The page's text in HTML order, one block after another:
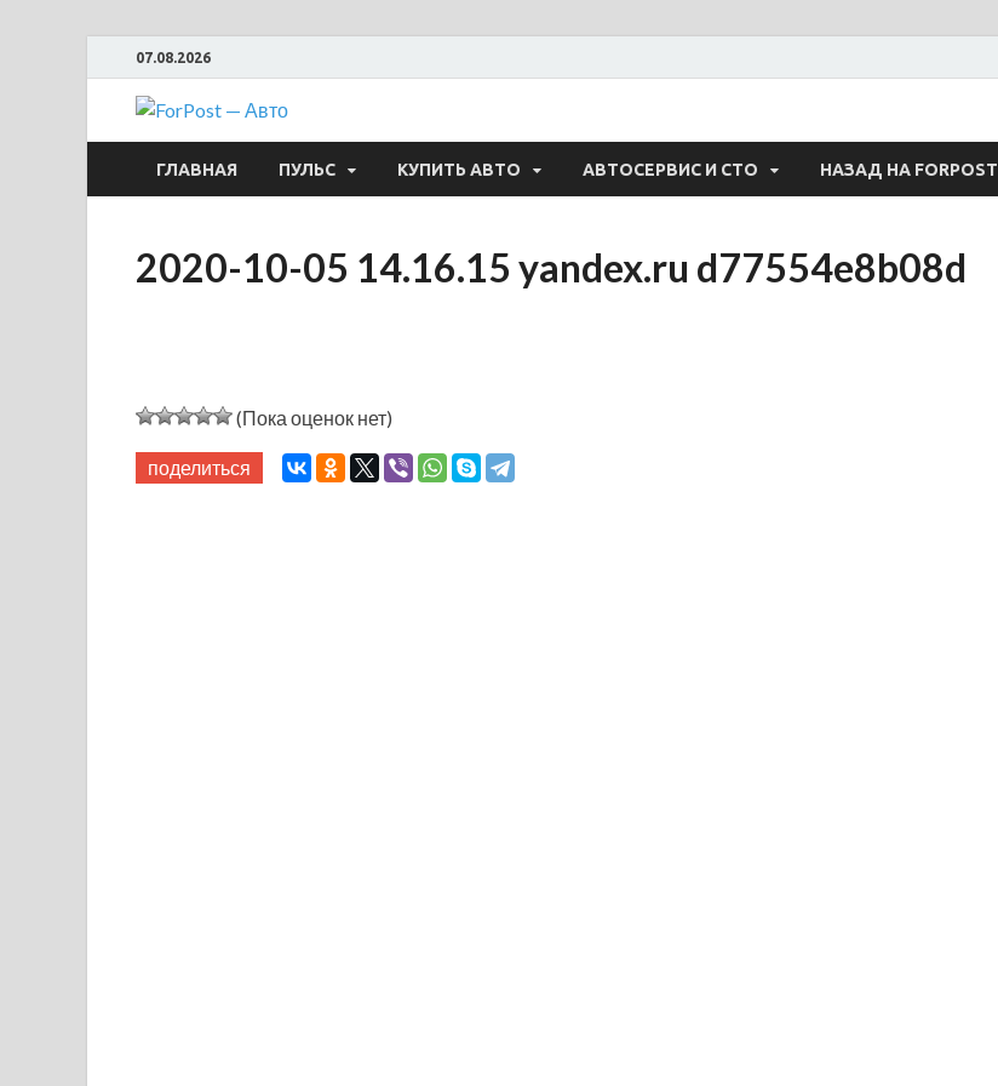
07.08.2026
ForPost — Авто
ГЛАВНАЯ ПУЛЬС КУПИТЬ АВТО АВТОСЕРВИС И СТО НАЗАД НА FORPOST
2020-10-05 14.16.15 yandex.ru d77554e8b08d
(Пока оценок нет)
поделиться